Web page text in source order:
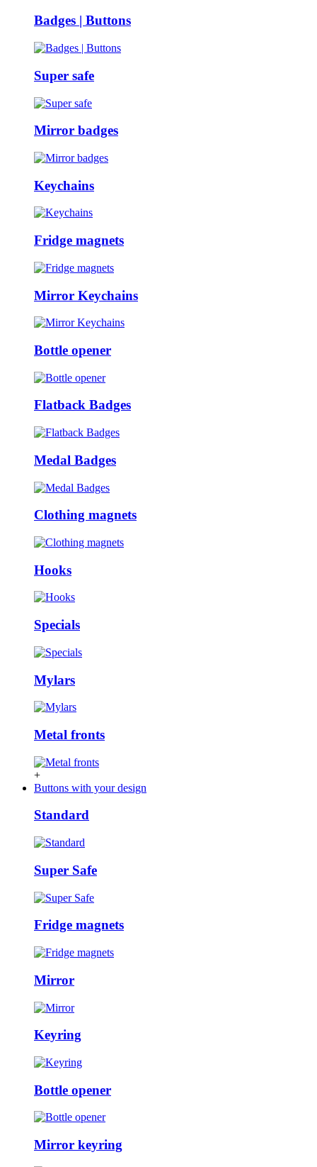
Badges | Buttons
Super safe
Mirror badges
Keychains
Fridge magnets
Mirror Keychains
Bottle opener
Flatback Badges
Medal Badges
Clothing magnets
Hooks
Specials
Mylars
Metal fronts
+
Buttons with your design
Standard
Super Safe
Fridge magnets
Mirror
Keyring
Bottle opener
Mirror keyring